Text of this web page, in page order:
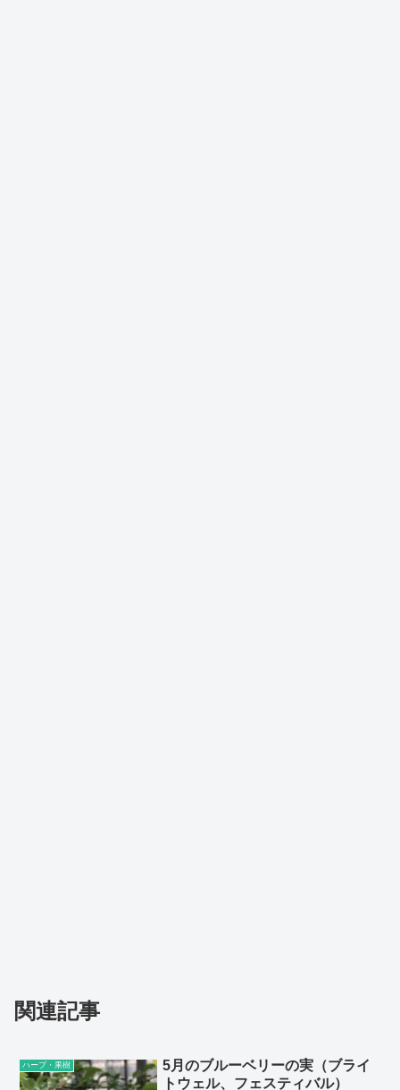
関連記事
ハーブ・果樹
5月のブルーベリーの実（ブライ
トウェル、フェスティバル）